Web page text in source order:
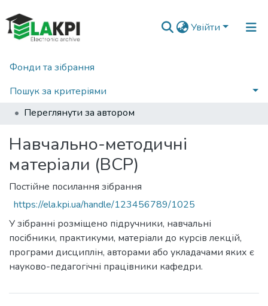
Увійти
Фонди та зібрання
Пошук за критеріями
Головна
Переглянути за автором
Навчально-методичні
матеріали (ВСР)
Постійне посилання зібрання
https://ela.kpi.ua/handle/123456789/1025
У зібранні розміщено підручники, навчальні
посібники, практикуми, матеріали до курсів лекцій,
програми дисциплін, авторами або укладачами яких є
науково-педагогічні працівники кафедри.